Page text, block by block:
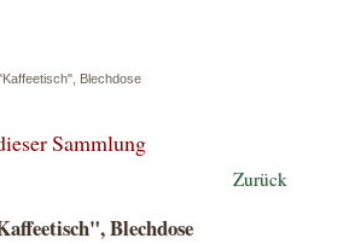
Blechdose
Sammlung
Zurück
Blechdose